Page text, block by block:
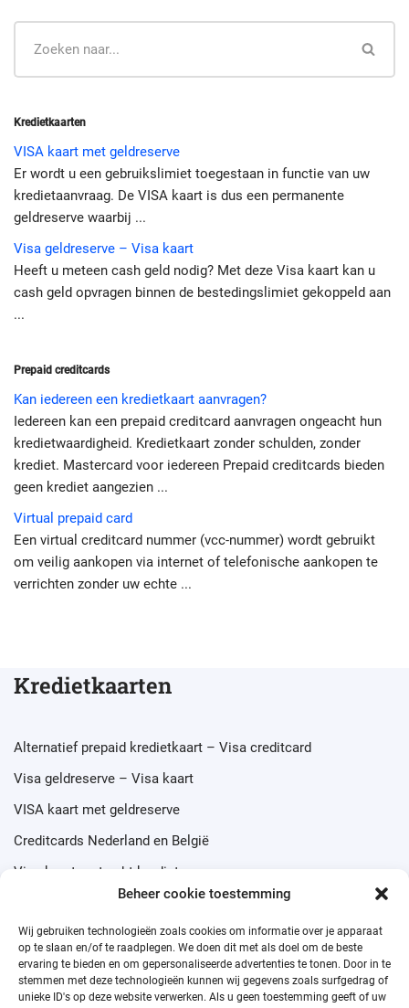
Beheer cookie toestemming
Wij gebruiken technologieën zoals cookies om informatie over je apparaat
op te slaan en/of te raadplegen. We doen dit met als doel om de beste
ervaring te bieden en om gepersonaliseerde advertenties te tonen. Door in te
stemmen met deze technologieën kunnen wij gegevens zoals surfgedrag of
unieke ID's op deze website verwerken. Als u geen toestemming geeft of uw
Kredietkaarten
VISA kaart met geldreserve
Er wordt u een gebruikslimiet toegestaan in functie van uw
kredietaanvraag. De VISA kaart is dus een permanente
geldreserve waarbij ...
Visa geldreserve – Visa kaart
Heeft u meteen cash geld nodig? Met deze Visa kaart kan u
cash geld opvragen binnen de bestedingslimiet gekoppeld aan
...
Prepaid creditcards
Kan iedereen een kredietkaart aanvragen?
Iedereen kan een prepaid creditcard aanvragen ongeacht hun
kredietwaardigheid. Kredietkaart zonder schulden, zonder
krediet. Mastercard voor iedereen Prepaid creditcards bieden
geen krediet aangezien ...
Virtual prepaid card
Een virtual creditcard nummer (vcc-nummer) wordt gebruikt
om veilig aankopen via internet of telefonische aankopen te
verrichten zonder uw echte ...
Kredietkaarten
Alternatief prepaid kredietkaart – Visa creditcard
Visa geldreserve – Visa kaart
VISA kaart met geldreserve
Creditcards Nederland en België
Visa kaart met echt krediet
Prepaid credit cards